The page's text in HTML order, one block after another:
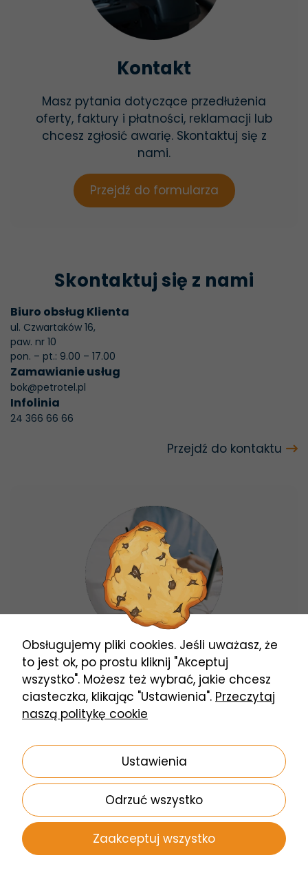
Kontakt
Masz pytania dotyczące przedłużenia
oferty, faktury i płatności, reklamacji lub
chcesz zgłosić awarię. Skontaktuj się z
nami.
Przejdź do formularza
Skontaktuj się z nami
Biuro obsług Klienta
ul. Czwartaków 16,
paw. nr 10
pon. – pt.: 9.00 – 17.00
Zamawianie usług
bok@petrotel.pl
Infolinia
24 366 66 66
Przejdź do kontaktu
Centrum pomocy
Kompleksowe informacje na temat
konfiguracji i instalacji usług
Zobacz wszystkie
Obsługujemy pliki cookies. Jeśli uważasz, że
to jest ok, po prostu kliknij "Akceptuj
wszystko". Możesz też wybrać, jakie chcesz
ciasteczka, klikając "Ustawienia". Przeczytaj
naszą politykę cookie
Ustawienia
Odrzuć wszystko
Zaakceptuj wszystko
nie są
Statystyka
i strukturę
strony
internetowej,
na podstawie
tego, jak
strona jest
używana.
Doświadczenie
Aby nasza
działała jak
najlepiej podczas
twojego
przejścia na nią.
Jeśli odrzucisz te
pliki cookie,
niektóre funkcje